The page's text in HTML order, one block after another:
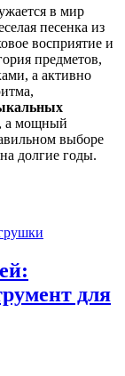
в мир
песенка из
восприятие и
предметов,
а активно
а мощный
выборе
долгие годы.
для